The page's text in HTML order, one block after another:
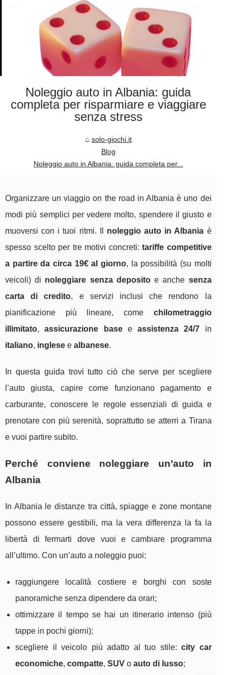
Noleggio auto in Albania: guida
completa per risparmiare e viaggiare
senza stress
solo-giochi.it
Blog
Noleggio auto in Albania: guida completa per...
Organizzare un viaggio on the road in Albania è uno dei
modi più semplici per vedere molto, spendere il giusto e
muoversi con i tuoi ritmi. Il noleggio auto in Albania è
spesso scelto per tre motivi concreti:tariffe competitive
a partire da circa 19€ al giorno, la possibilità (su molti
veicoli) di noleggiare senza depositoe anche senza
carta di credito, e servizi inclusi che rendono la
pianificazione più lineare, come chilometraggio
illimitato,assicurazione baseeassistenza 24/7 in
italiano, inglese e albanese.
In questa guida trovi tutto ciò che serve per scegliere
l’auto giusta, capire come funzionano pagamento e
carburante, conoscere le regole essenziali di guida e
prenotare con più serenità, soprattutto se atterri a Tirana
e vuoi partire subito.
Perché conviene noleggiare un’auto in
Albania
In Albania le distanze tra città, spiagge e zone montane
possono essere gestibili, ma la vera differenza la fa la
libertà di fermarti dove vuoi e cambiare programma
all’ultimo. Con un’auto a noleggio puoi:
raggiungere località costiere e borghi con soste
panoramiche senza dipendere da orari;
ottimizzare il tempo se hai un itinerario intenso (più
tappe in pochi giorni);
scegliere il veicolo più adatto al tuo stile:city car
economiche, compatte, SUV o auto di lusso;